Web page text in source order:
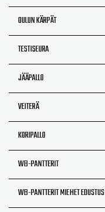
OULUN KÄRPÄT
TESTISEURA
JÄÄPALLO
VEITERÄ
KORIPALLO
WB-PANTTERIT
WB-PANTTERIT MIEHET EDUSTUS